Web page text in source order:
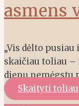
asmens
„Vis dėlto
skaičiau toliau –
dienų nemėgstu
Skaityti toliau